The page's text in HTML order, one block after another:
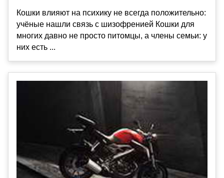
Кошки влияют на психику не всегда положительно:
учёные нашли связь с шизофренией Кошки для
многих давно не просто питомцы, а члены семьи: у
них есть ...